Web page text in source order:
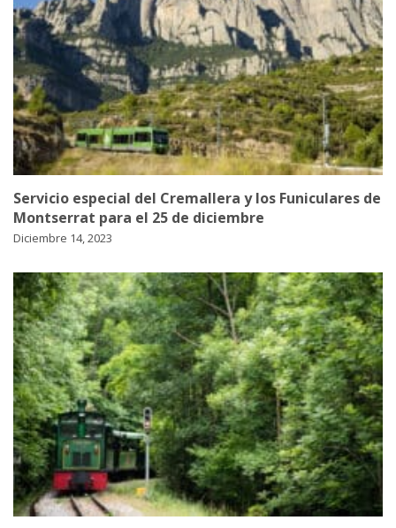
Servicio especial del Cremallera y los Funiculares de
Montserrat para el 25 de diciembre
Diciembre 14, 2023